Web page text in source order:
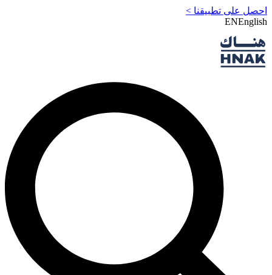
احصل على تطبيقنا >
ENEnglish